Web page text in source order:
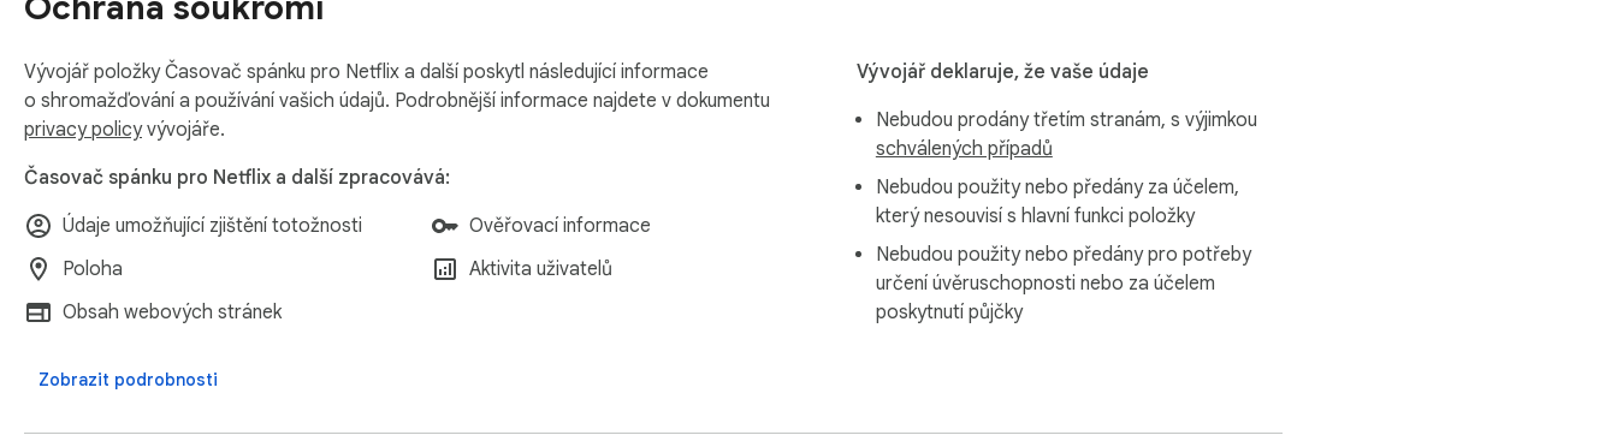
Vývojář položky Časovač spánku pro Netflix a další poskytl následující informace
o shromažďování a používání vašich údajů. Podrobnější informace najdete v dokumentu
privacy policyvývojáře.
Časovač spánku pro Netflix a další zpracovává:
Údaje umožňující zjištění totožnosti
Ověřovací informace
Poloha
Aktivita uživatelů
Obsah webových stránek
Zobrazit podrobnosti
Vývojář deklaruje, že vaše údaje
Nebudou prodány třetím stranám, s výjimkou
schválených případů
Nebudou použity nebo předány za účelem,
který nesouvisí s hlavní funkci položky
Nebudou použity nebo předány pro potřeby
určení úvěruschopnosti nebo za účelem
poskytnutí půjčky